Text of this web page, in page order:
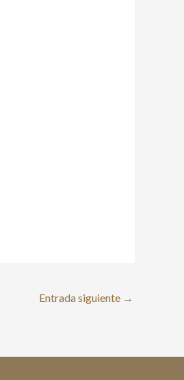
Entrada siguiente →